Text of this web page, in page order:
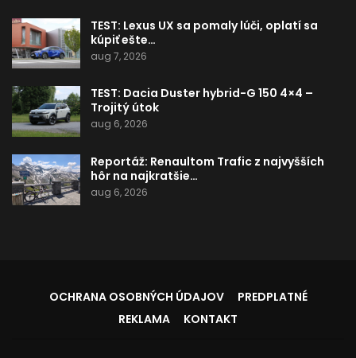
TEST: Lexus UX sa pomaly lúči, oplatí sa
kúpiť ešte…
aug 7, 2026
TEST: Dacia Duster hybrid-G 150 4×4 –
Trojitý útok
aug 6, 2026
Reportáž: Renaultom Trafic z najvyšších
hôr na najkratšie…
aug 6, 2026
OCHRANA OSOBNÝCH ÚDAJOV
PREDPLATNÉ
REKLAMA
KONTAKT